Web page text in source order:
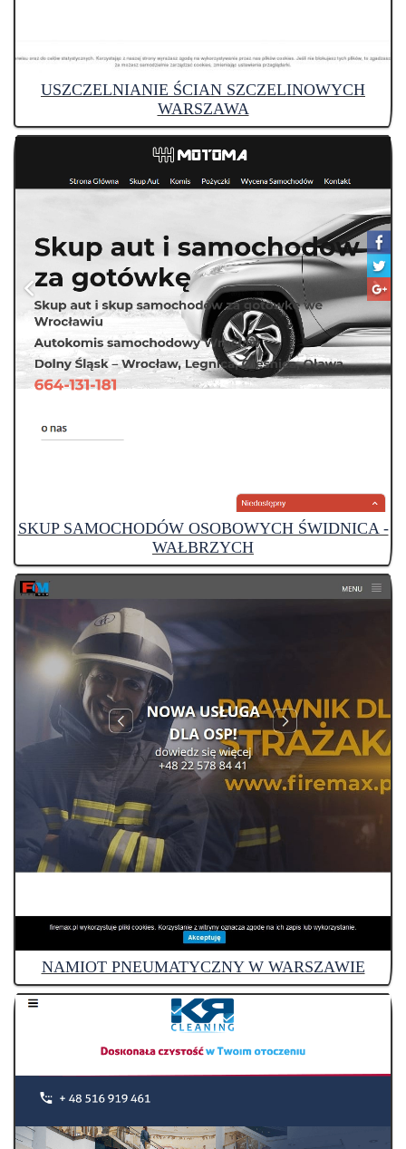
USZCZELNIANIE ŚCIAN SZCZELINOWYCH
WARSZAWA
SKUP SAMOCHODÓW OSOBOWYCH ŚWIDNICA -
WAŁBRZYCH
NAMIOT PNEUMATYCZNY W WARSZAWIE